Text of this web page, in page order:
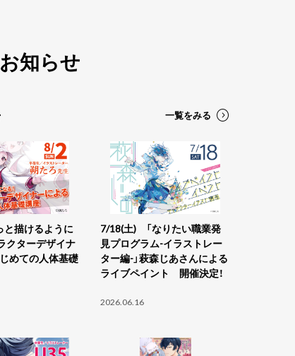
知らせ
と描けるように
クターデザイナ
めての人体基礎
7/18(土) 「なりたい職業発
見プログラム-イラストレー
ター編-」萩森じあさんによる
ライブペイント 開催決定！
2026.06.16
一覧をみる